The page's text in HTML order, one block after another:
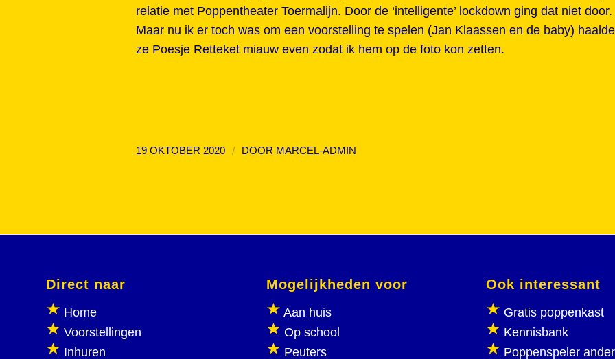
relatie met Poppentheater Toermalijn. Door de ‘intelligente’ lockdown ging dat niet door.
Maar nu ik er toch was om een voorstelling te spelen (Jan Klaassen en de baby) haalde
ze Poesje Retteket miauw even zodat ik hem op de foto kon zetten.
19 OKTOBER 2020 / DOOR MARCEL-ADMIN
Direct naar
Home
Voorstellingen
Inhuren
Mogelijkheden voor
Aan huis
Op school
Peuters
Ook interessant
Gratis poppenkast
Kennisbank
Poppenspeler